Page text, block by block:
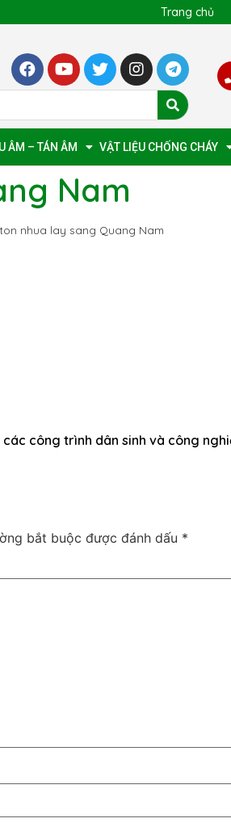
Trang chủ
ÂM – TÁN ÂM VẬT LIỆU CHỐNG CHÁY
Nam
ton nhua lay sang Quang Nam
công trình dân sinh và công
bắt buộc được đánh dấu *